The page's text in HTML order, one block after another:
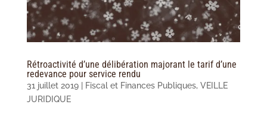
Rétroactivité d’une délibération majorant le tarif d’une
redevance pour service rendu
31 juillet 2019| Fiscal et Finances Publiques, VEILLE
JURIDIQUE